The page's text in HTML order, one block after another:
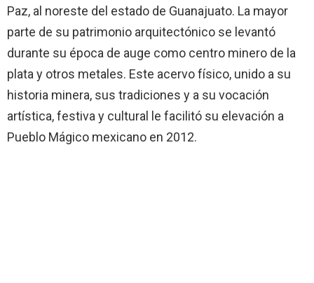
Paz, al noreste del estado de Guanajuato. La mayor
parte de su patrimonio arquitectónico se levantó
durante su época de auge como centro minero de la
plata y otros metales. Este acervo físico, unido a su
historia minera, sus tradiciones y a su vocación
artística, festiva y cultural le facilitó su elevación a
Pueblo Mágico mexicano en 2012.